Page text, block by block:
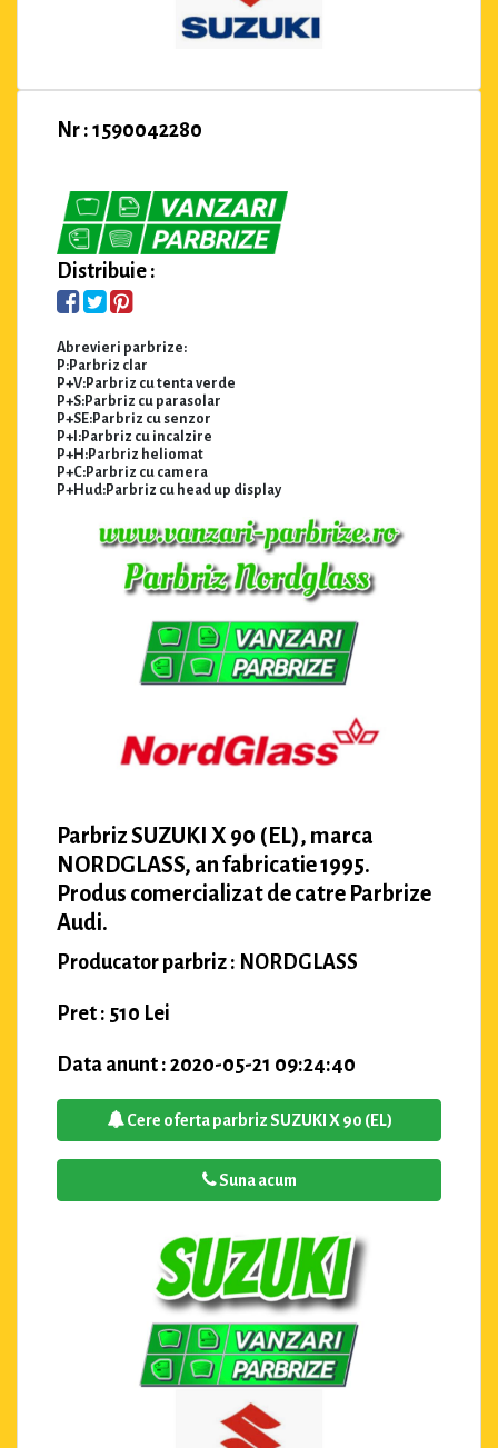
Nr : 1590042280
Distribuie :
Abrevieri parbrize:
P:Parbriz clar
P+V:Parbriz cu tenta verde
P+S:Parbriz cu parasolar
P+SE:Parbriz cu senzor
P+I:Parbriz cu incalzire
P+H:Parbriz heliomat
P+C:Parbriz cu camera
P+Hud:Parbriz cu head up display
Parbriz SUZUKI X 90 (EL), marca
NORDGLASS, an fabricatie 1995.
Produs comercializat de catre Parbrize
Audi.
Producator parbriz : NORDGLASS
Pret : 510 Lei
Data anunt : 2020-05-21 09:24:40
Cere oferta parbriz SUZUKI X 90 (EL)
Suna acum